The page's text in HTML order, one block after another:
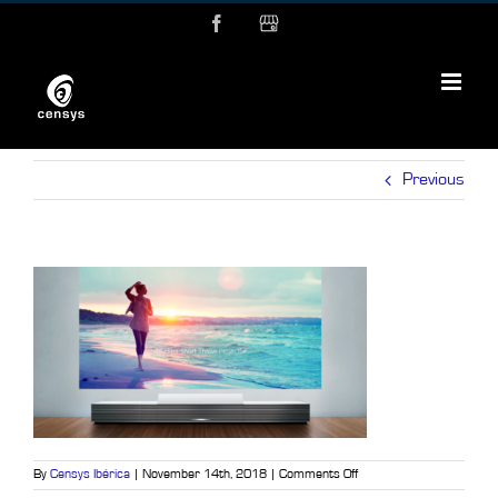
FacebookMyBusiness
Previous
By Censys Ibérica November 14th, 2018 Comments Offon
audiovisuales-